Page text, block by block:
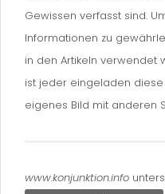
Gewissen verfasst sind.
Informationen zu
in den Artikeln verwendet
ist jeder eingeladen
eigenes Bild mit anderen
www.konjunktion.info